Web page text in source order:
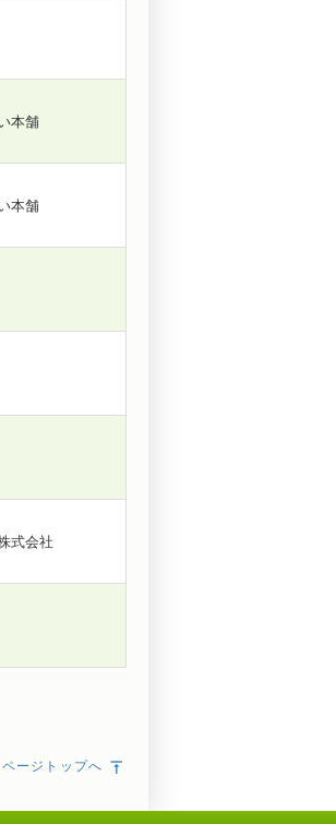
本舗
本舗
式会社
ページトップへ vertical_align_top